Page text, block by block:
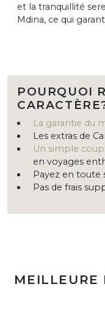
et la tranquillité
Mdina, ce qui
POURQUOI
La garantie du
Les extras de
Un simple
en voyages
Payez en toute
Pas de frais
MEILLEURE